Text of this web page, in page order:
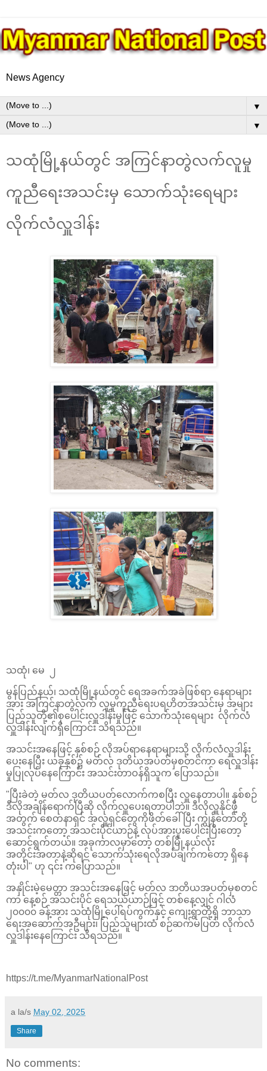
News Agency
▼
▼
သထုံမြို့နယ်တွင် အကြင်နာတွဲလက်လူမှု
ကူညီရေးအသင်းမှ သောက်သုံးရေများ
လိုက်လံလှူဒါန်း
သထုံ၊ မေ ၂
မွန်ပြည်နယ်၊ သထုံမြို့နယ်တွင် ရေအခက်အခဲဖြစ်ရာ နေရာများ
အား အကြင်နာတွဲလက် လူမှုကူညီရေးပရဟိတအသင်းမှ အများ
ပြည်သူတို့၏စုပေါင်းလှူဒါန်းမှုဖြင့် သောက်သုံးရေများ လိုက်လံ
လှူဒါန်းလျက်ရှိကြောင်း သိရသည်။
အသင်းအနေဖြင့် နှစ်စဉ် လိုအပ်ရာနေရာများသို့ လိုက်လံလှူဒါန်း
ပေးနေပြီး ယခုနှစ်၌ မတ်လ ဒုတိယအပတ်မှစတင်ကာ ရေလှူဒါန်း
မှုပြုလုပ်နေကြောင်း အသင်းတာဝန်ရှိသူက ပြောသည်။
"ပြီးခဲတဲ့ မတ်လ ဒုတိယပတ်လောက်ကစပြီး လှူနေတာပါ။ နှစ်စဉ်
ဒီလိုအချိန်ရောက်ပြီဆို လိုက်လှူပေးရတာပါဘဲ။ ဒီလိုလှူနိုင်ဖို့
အတွက် စေတနာရှင် အလှူရှင်တွေကိုဖိတ်ခေါ်ပြီး ကျွန်တော်တို့
အသင်းကတော့ အသင်းပိုင်‌ယာဉ်နဲ့ လုပ်အားပူးပေါင်းပြီးတော့
ဆောင်ရွက်တယ်။ အခုကာလမှာတော့ တစ်မြို့နယ်လုံး
အတိုင်းအတာနဲ့ဆိုရင် သောက်သုံးရေလိုအပ်ချက်ကတော့ ရှိနေ
တုံးပါ" ဟု ၎င်း ကပြောသည်။
အနှိုင်းမဲ့မေတ္တာ အသင်းအနေဖြင့် မတ်လ ဒာတိယအပတ်မှစတင်
ကာ နေ့စဉ် အသင်းပိုင် ရေသယ်ယာဉ်ဖြင့် တစ်နေ့လျှင် ဂါလံ
၂၀၀၀၀ ခန့်အား သထုံမြို့ပေါ်ရပ်ကွက်နှင့် ကျေးရွာတို့ရှိ ဘာသာ
ရေးအဆောက်အဦများ၊ ပြည်သူများထံ စဉ်ဆက်မပြတ် လိုက်လံ
လှူဒါန်းနေကြောင်း သိရသည်။
https://t.me/MyanmarNationalPost
a la/s May 02, 2025
Share
No comments: